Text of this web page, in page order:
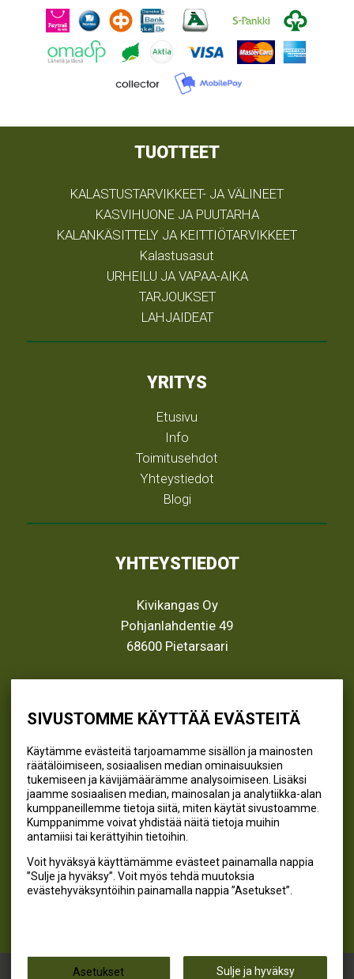
SIVUSTOMME KÄYTTÄÄ EVÄSTEITÄ
Käytämme evästeitä tarjoamamme sisällön ja mainosten
räätälöimiseen, sosiaalisen median ominaisuuksien
tukemiseen ja kävijämäärämme analysoimiseen. Lisäksi
jaamme sosiaalisen median, mainosalan ja analytiikka-alan
kumppaneillemme tietoja siitä, miten käytät sivustoamme.
Kumppanimme voivat yhdistää näitä tietoja muihin
antamiisi tai kerättyihin tietoihin.
Voit hyväksyä käyttämämme evästeet painamalla nappia
”Sulje ja hyväksy”. Voit myös tehdä muutoksia
evästehyväksyntöihin painamalla nappia ”Asetukset”.
Asetukset Sulje ja hyväksy
TUOTTEET
KALASTUSTARVIKKEET- JA VÄLINEET
KASVIHUONE JA PUUTARHA
KALANKÄSITTELY JA KEITTIÖTARVIKKEET
Kalastusasut
URHEILU JA VAPAA-AIKA
TARJOUKSET
LAHJAIDEAT
YRITYS
Etusivu
Info
Toimitusehdot
Yhteystiedot
Blogi
YHTEYSTIEDOT
Kivikangas Oy
Pohjanlahdentie 49
68600 Pietarsaari
(06) 781 2900
SEURAA MEITÄ
@kivikangaskalastus
@kivikangaskasvihuoneet
@kivikangaskasvihuoneet
Kivikangas Oy
Kivikangas © 2026